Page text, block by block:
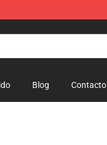
Blog Contacto